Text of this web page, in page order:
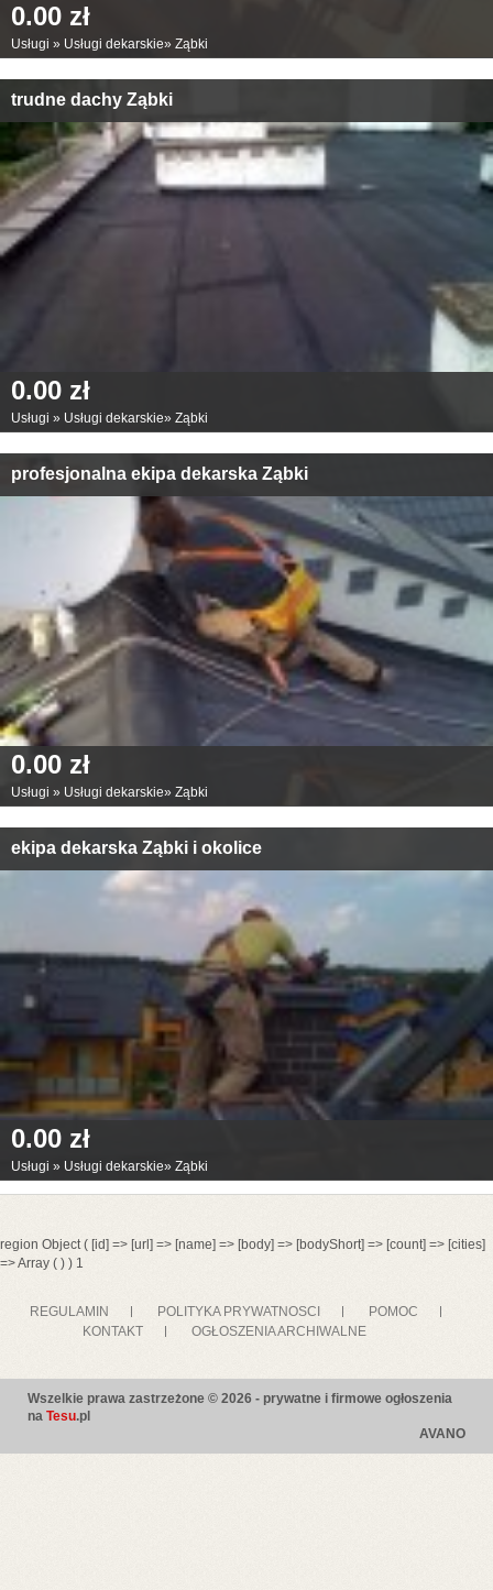
0.00 zł
Usługi » Usługi dekarskie» Ząbki
trudne dachy Ząbki
0.00 zł
Usługi » Usługi dekarskie» Ząbki
profesjonalna ekipa dekarska Ząbki
0.00 zł
Usługi » Usługi dekarskie» Ząbki
ekipa dekarska Ząbki i okolice
0.00 zł
Usługi » Usługi dekarskie» Ząbki
region Object ( [id] => [url] => [name] => [body] => [bodyShort] => [count] => [cities]
=> Array ( ) ) 1
REGULAMIN POLITYKA PRYWATNOSCI
POMOC
KONTAKT
OGŁOSZENIA ARCHIWALNE
Wszelkie prawa zastrzeżone © 2026 - prywatne i firmowe ogłoszenia
na Tesu.pl
AVANO